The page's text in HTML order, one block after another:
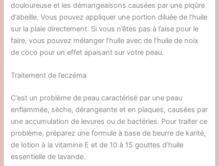
douloureuse et les démangeaisons causées par une piqûre
d’abeille. Vous pouvez appliquer une portion diluée de l’huile
sur la plaie directement. Si vous n’êtes pas à l’aise pour le
faire, vous pouvez mélanger l’huile avec de l’huile de noix
de coco pour un effet apaisant sur votre peau.
Traitement de l’eczéma
C’est un problème de peau caractérisé par une peau
enflammée, sèche, dérangeante et en plaques, causées par
une accumulation de levures ou de bactéries. Pour traiter ce
problème, préparez une formule à base de beurre de karité,
de lotion à la vitamine E et de 10 à 15 gouttes d’huile
essentielle de lavande.